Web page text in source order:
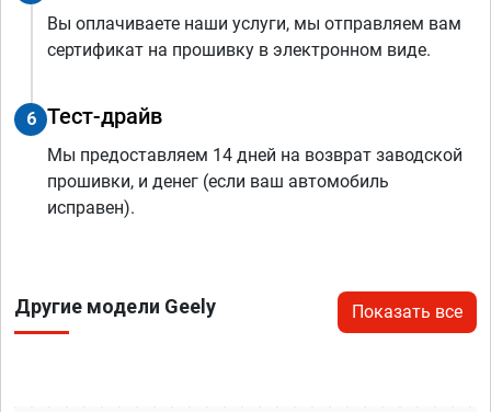
Вы оплачиваете наши услуги, мы отправляем вам
сертификат на прошивку в электронном виде.
6 Тест-драйв
Мы предоставляем 14 дней на возврат заводской
прошивки, и денег (если ваш автомобиль
исправен).
Другие модели Geely Показать все